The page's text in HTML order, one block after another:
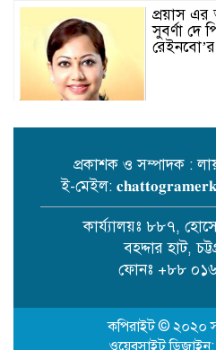
প্রয়াস এর
সুবর্ণা দে
রেইনবো’র
তোমার
চট্টগ্রাম
রশিদ
পটিয়ায়
টাকার
গ্যাংয়ের
প্রকাশক ও সম্পাদক :
ই-মেইল:
কার্য্যালয়ঃ ৮৮৭,
বহদ্দার হাট,
ফোনঃ +৮৮
কপিরাইট © ২০২০